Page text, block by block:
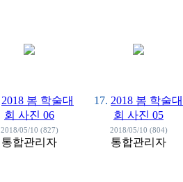
2018 봄 학술대
회 사진 06
2018/05/10 (827)
통합관리자
17. 2018 봄 학술대
회 사진 05
2018/05/10 (804)
통합관리자